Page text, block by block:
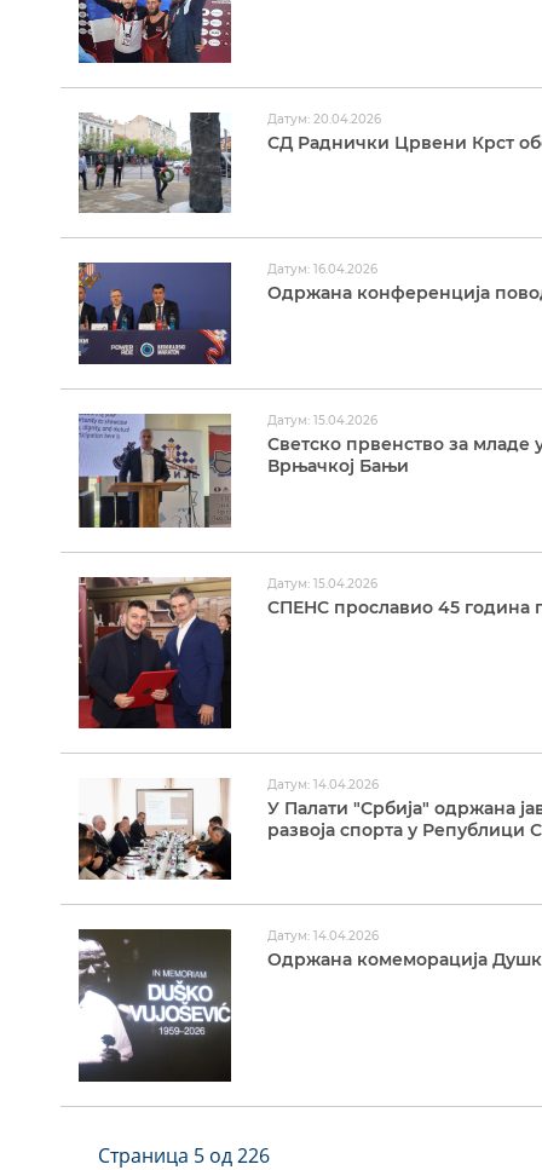
Датум: 20.04.2026
СД Раднички Црвени Крст
Датум: 16.04.2026
Одржана конференција
Датум: 15.04.2026
Светско првенство за младе
Врњачкој Бањи
Датум: 15.04.2026
СПЕНС прославио 45 година
Датум: 14.04.2026
У Палати "Србија" одржана
развоја спорта у Републици
Датум: 14.04.2026
Одржана комеморација
Страница 5 од 226